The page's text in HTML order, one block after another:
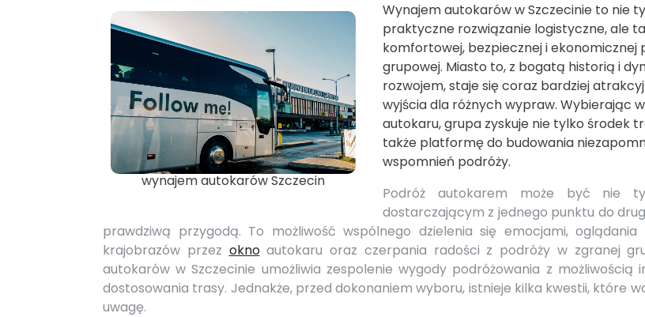
wynajem autokarów Szczecin
Wynajem autokarów w Szczecinie to nie
praktyczne rozwiązanie logistyczne, ale
komfortowej, bezpiecznej i ekonomicznej
grupowej. Miasto to, z bogatą historią i
rozwojem, staje się coraz bardziej
wyjścia dla różnych wypraw. Wybierając
autokaru, grupa zyskuje nie tylko środek
także platformę do budowania
wspomnień podróży.
Podróż autokarem może być nie
dostarczającym z jednego punktu do
prawdziwą przygodą. To możliwość wspólnego dzielenia się emocjami, oglądania
krajobrazów przez oknoautokaru oraz czerpania radości z podróży w zgranej
autokarów w Szczecinie umożliwia zespolenie wygody podróżowania z możliwością
dostosowania trasy. Jednakże, przed dokonaniem wyboru, istnieje kilka kwestii, które
uwagę.